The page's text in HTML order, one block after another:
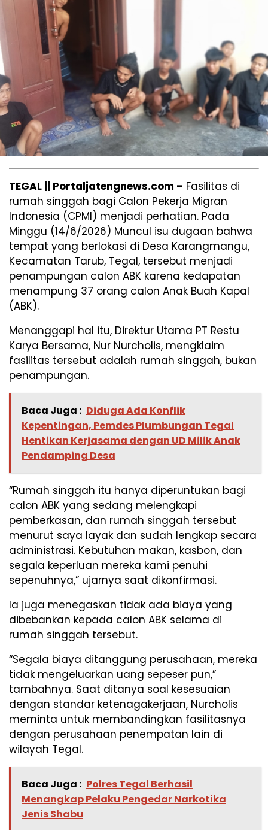
TEGAL || Portaljatengnews.com – Fasilitas di
rumah singgah bagi Calon Pekerja Migran
Indonesia (CPMI) menjadi perhatian. Pada
Minggu (14/6/2026) Muncul isu dugaan bahwa
tempat yang berlokasi di Desa Karangmangu,
Kecamatan Tarub, Tegal, tersebut menjadi
penampungan calon ABK karena kedapatan
menampung 37 orang calon Anak Buah Kapal
(ABK).
Menanggapi hal itu, Direktur Utama PT Restu
Karya Bersama, Nur Nurcholis, mengklaim
fasilitas tersebut adalah rumah singgah, bukan
penampungan.
Baca Juga : Diduga Ada Konflik
Kepentingan, Pemdes Plumbungan Tegal
Hentikan Kerjasama dengan UD Milik Anak
Pendamping Desa
“Rumah singgah itu hanya diperuntukan bagi
calon ABK yang sedang melengkapi
pemberkasan, dan rumah singgah tersebut
menurut saya layak dan sudah lengkap secara
administrasi. Kebutuhan makan, kasbon, dan
segala keperluan mereka kami penuhi
sepenuhnya,” ujarnya saat dikonfirmasi.
Ia juga menegaskan tidak ada biaya yang
dibebankan kepada calon ABK selama di
rumah singgah tersebut.
“Segala biaya ditanggung perusahaan, mereka
tidak mengeluarkan uang sepeser pun,”
tambahnya. Saat ditanya soal kesesuaian
dengan standar ketenagakerjaan, Nurcholis
meminta untuk membandingkan fasilitasnya
dengan perusahaan penempatan lain di
wilayah Tegal.
Baca Juga : Polres Tegal Berhasil
Menangkap Pelaku Pengedar Narkotika
Jenis Shabu